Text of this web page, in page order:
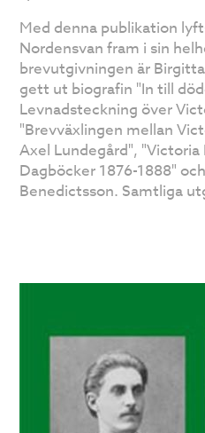
Med denna publikation
Nordensvan fram i sin
brevutgivningen är
gett ut biografin "In till
Levnadsteckning över
"Brevväxlingen mellan
Axel Lundegård",
Dagböcker 1876-1888"
Benedictsson. Samtliga